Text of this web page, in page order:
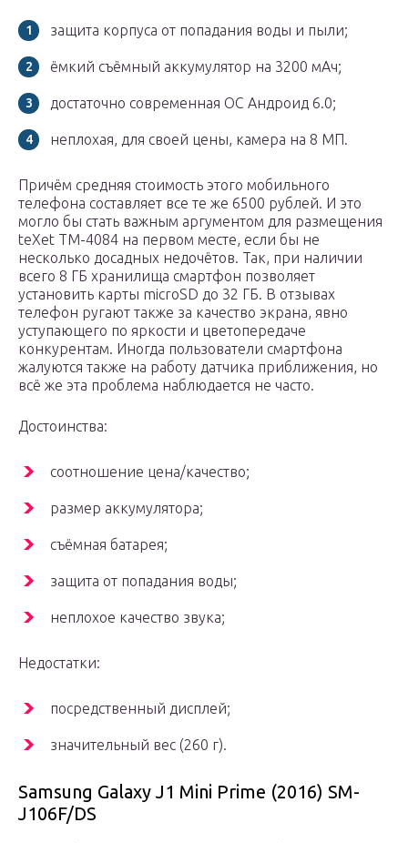
защита корпуса от попадания воды и пыли;
ёмкий съёмный аккумулятор на 3200 мАч;
достаточно современная ОС Андроид 6.0;
неплохая, для своей цены, камера на 8 МП.
Причём средняя стоимость этого мобильного
телефона составляет все те же 6500 рублей. И это
могло бы стать важным аргументом для размещения
teXet TM-4084 на первом месте, если бы не
несколько досадных недочётов. Так, при наличии
всего 8 ГБ хранилища смартфон позволяет
установить карты microSD до 32 ГБ. В отзывах
телефон ругают также за качество экрана, явно
уступающего по яркости и цветопередаче
конкурентам. Иногда пользователи смартфона
жалуются также на работу датчика приближения, но
всё же эта проблема наблюдается не часто.
Достоинства:
соотношение цена/качество;
размер аккумулятора;
съёмная батарея;
защита от попадания воды;
неплохое качество звука;
Недостатки:
посредственный дисплей;
значительный вес (260 г).
Samsung Galaxy J1 Mini Prime (2016) SM-
J106F/DS